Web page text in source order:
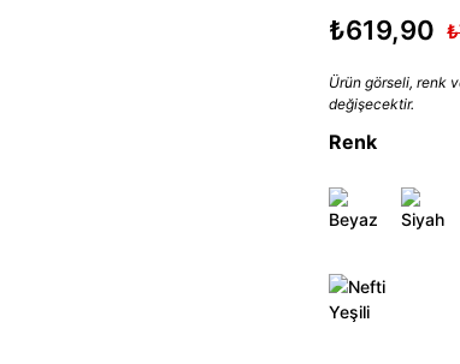
₺619,90
Ürün görseli, renk
değişecektir.
Renk